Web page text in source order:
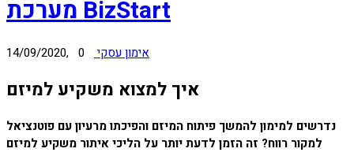
מערכת BizStart
14/09/2020, אימון עסקי 0
איך למצוא משקיע למיזם
נדרשים למימון להמשך פיתוח המיזם והפיכתו מרעיון עם פוטנציאל